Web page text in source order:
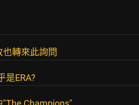
轉來此詢問
是ERA?